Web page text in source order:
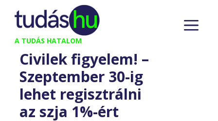
Kilépés
tartalomba
A TUDÁS HATALOM
Civilek figyelem! –
Szeptember 30-ig
lehet regisztrálni
az szja 1%-ért